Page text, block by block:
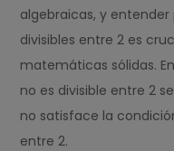
algebraicas, y
divisibles entre 2 es
matemáticas sólidas.
no es divisible entre 2
no satisface la
entre 2.